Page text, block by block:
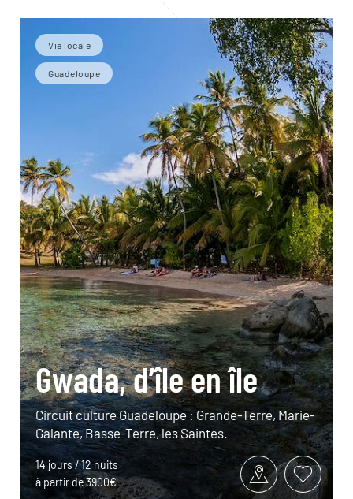
Vie locale
Guadeloupe
Gwada, d’île en île
Circuit culture Guadeloupe : Grande-Terre, Marie-
Galante, Basse-Terre, les Saintes.
14 jours / 12 nuits
à partir de 3900€